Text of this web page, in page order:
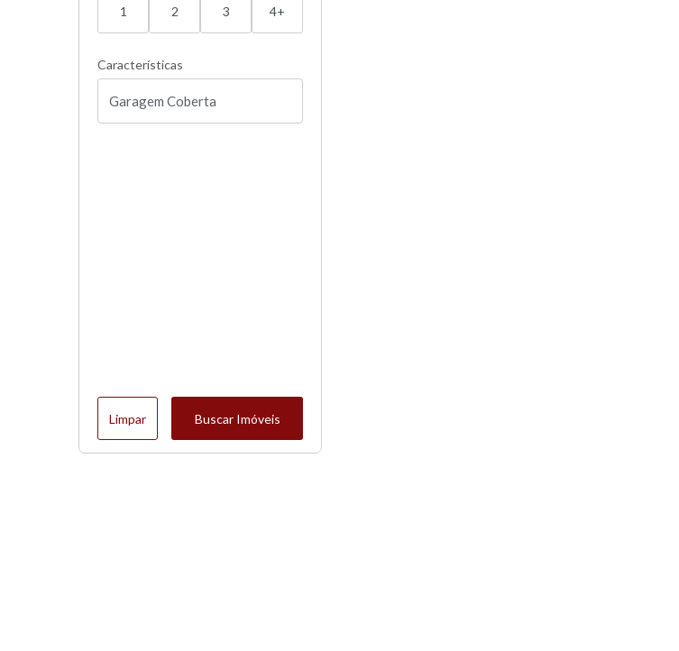
1 2 3 4+
Características
Limpar Buscar Imóveis